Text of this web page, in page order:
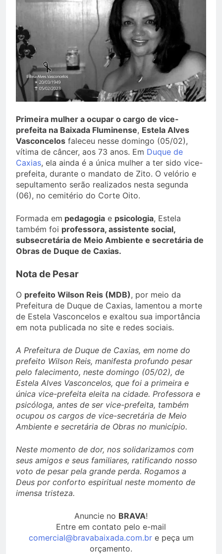
Primeira mulher a ocupar o cargo de vice-
prefeita na Baixada Fluminense, Estela Alves
Vasconcelos faleceu nesse domingo (05/02),
vítima de câncer, aos 73 anos. Em Duque de
Caxias, ela ainda é a única mulher a ter sido vice-
prefeita, durante o mandato de Zito. O velório e
sepultamento serão realizados nesta segunda
(06), no cemitério do Corte Oito.
Formada em pedagogia e psicologia, Estela
também foi professora, assistente social,
subsecretária de Meio Ambiente e secretária de
Obras de Duque de Caxias.
Nota de Pesar
O prefeito Wilson Reis (MDB), por meio da
Prefeitura de Duque de Caxias, lamentou a morte
de Estela Vasconcelos e exaltou sua importância
em nota publicada no site e redes sociais.
A Prefeitura de Duque de Caxias, em nome do
prefeito Wilson Reis, manifesta profundo pesar
pelo falecimento, neste domingo (05/02), de
Estela Alves Vasconcelos, que foi a primeira e
única vice-prefeita eleita na cidade. Professora e
psicóloga, antes de ser vice-prefeita, também
ocupou os cargos de vice-secretária de Meio
Ambiente e secretária de Obras no município.
Neste momento de dor, nos solidarizamos com
seus amigos e seus familiares, ratificando nosso
voto de pesar pela grande perda. Rogamos a
Deus por conforto espiritual neste momento de
imensa tristeza.
Anuncie no BRAVA!
Entre em contato pelo e-mail
comercial@bravabaixada.com.bre peça um
orçamento.